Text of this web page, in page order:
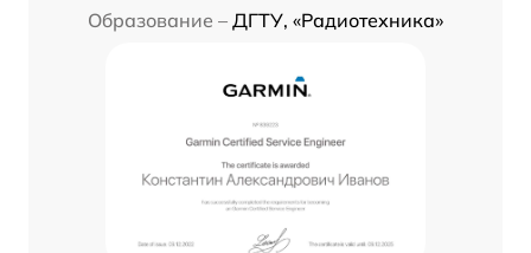
Образование – ДГТУ, «Радиотехника»